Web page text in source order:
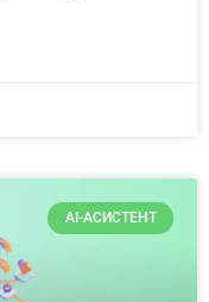
AI-АСИСТЕНТ